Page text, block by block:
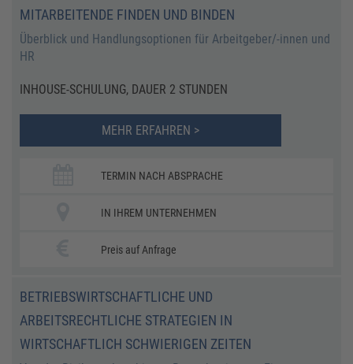
MITARBEITENDE FINDEN UND BINDEN
Überblick und Handlungsoptionen für Arbeitgeber/-innen und
HR
INHOUSE-SCHULUNG, DAUER 2 STUNDEN
MEHR ERFAHREN >
TERMIN NACH ABSPRACHE
IN IHREM UNTERNEHMEN
Preis auf Anfrage
BETRIEBSWIRTSCHAFTLICHE UND
ARBEITSRECHTLICHE STRATEGIEN IN
WIRTSCHAFTLICH SCHWIERIGEN ZEITEN